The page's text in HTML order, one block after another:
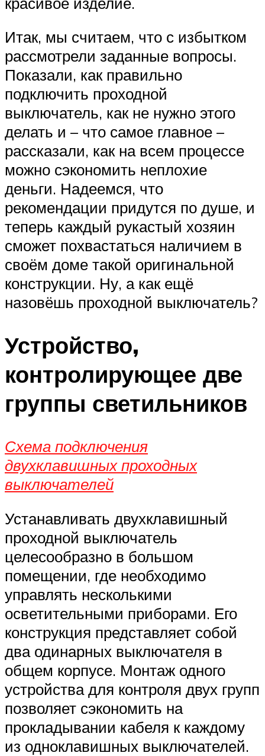
Итак, мы считаем, что с избытком
рассмотрели заданные вопросы.
Показали, как правильно
подключить проходной
выключатель, как не нужно этого
делать и – что самое главное –
рассказали, как на всем процессе
можно сэкономить неплохие
деньги. Надеемся, что
рекомендации придутся по душе, и
теперь каждый рукастый хозяин
сможет похвастаться наличием в
своём доме такой оригинальной
конструкции. Ну, а как ещё
назовёшь проходной выключатель?
Устройство,
контролирующее две
группы светильников
Схема подключения
двухклавишных проходных
выключателей
Устанавливать двухклавишный
проходной выключатель
целесообразно в большом
помещении, где необходимо
управлять несколькими
осветительными приборами. Его
конструкция представляет собой
два одинарных выключателя в
общем корпусе. Монтаж одного
устройства для контроля двух групп
позволяет сэкономить на
прокладывании кабеля к каждому
из одноклавишных выключателей.